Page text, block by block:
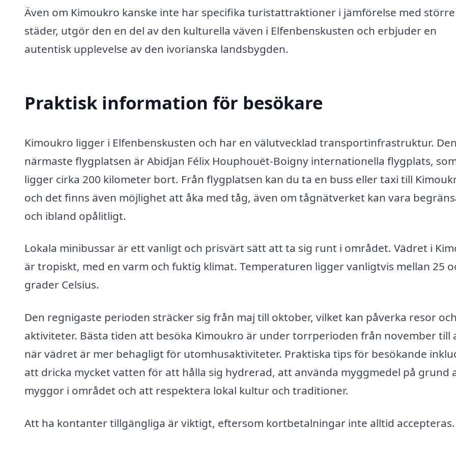
Även om Kimoukro kanske inte har specifika turistattraktioner i jämförelse med större
städer, utgör den en del av den kulturella väven i Elfenbenskusten och erbjuder en
autentisk upplevelse av den ivorianska landsbygden.
Praktisk information för besökare
Kimoukro ligger i Elfenbenskusten och har en välutvecklad transportinfrastruktur. Den
närmaste flygplatsen är Abidjan Félix Houphouët-Boigny internationella flygplats,
ligger cirka 200 kilometer bort. Från flygplatsen kan du ta en buss eller taxi till
och det finns även möjlighet att åka med tåg, även om tågnätverket kan vara
och ibland opålitligt.
Lokala minibussar är ett vanligt och prisvärt sätt att ta sig runt i området. Vädret i
är tropiskt, med en varm och fuktig klimat. Temperaturen ligger vanligtvis mellan 25
grader Celsius.
Den regnigaste perioden sträcker sig från maj till oktober, vilket kan påverka resor och
aktiviteter. Bästa tiden att besöka Kimoukro är under torrperioden från november till
när vädret är mer behagligt för utomhusaktiviteter. Praktiska tips för besökande
att dricka mycket vatten för att hålla sig hydrerad, att använda myggmedel på grund
myggor i området och att respektera lokal kultur och traditioner.
Att ha kontanter tillgängliga är viktigt, eftersom kortbetalningar inte alltid accepteras.